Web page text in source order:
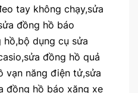
tay không chạy,sửa
đồng hồ báo
dụng cụ sửa
đồng hồ quả
vạn năng điện tử,sửa
đồng hồ báo xăng xe